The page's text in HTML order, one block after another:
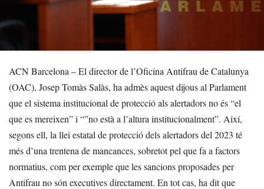
ACN Barcelona – El director de l’Oficina Antifrau de Catalunya
(OAC), Josep Tomàs Salàs, ha admès aquest dijous al Parlament
que el sistema institucional de protecció als alertadors no és “el
que es mereixen” i “”no està a l’altura institucionalment”. Així,
segons ell, la llei estatal de protecció dels alertadors del 2023 té
més d’una trentena de mancances, sobretot pel que fa a factors
normatius, com per exemple que les sancions proposades per
Antifrau no són executives directament. En tot cas, ha dit que